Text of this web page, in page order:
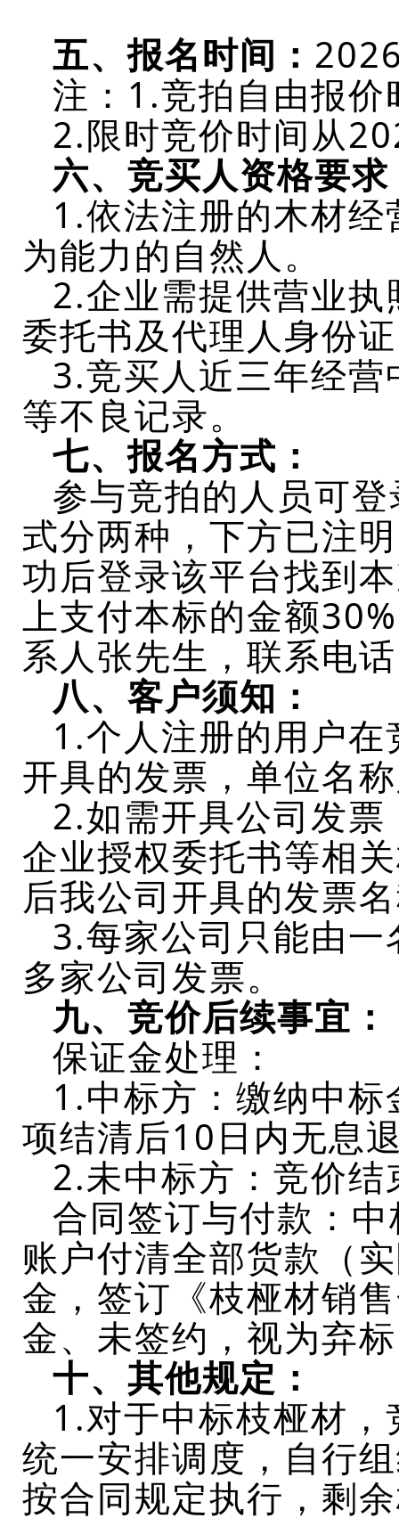
五、报名时间：
注： 1.竞拍自由报
2.限时竞价时间从
六、竞买人资格要求
1.依法注册的木材
为能力的自然人。
2.企业需提供营业
委托书及代理人身份
3.竞买人近三年经
等不良记录。
七、报名方式：
参与竞拍的人员可
式分两种，下方已注
功后登录该平台找到
上支付本标的金额
系人张先生，联系电
八、 客户须知：
1.个人注册的用户
开具的发票，单位名
2.如需开具公司发
企业授权委托书等相
后我公司开具的发票
3.每家公司只能由
多家公司发票。
九、竞价后续事宜：
保证金处理：
1.中标方：缴纳中标
项结清后10日内无息
2.未中标方：竞价结
合同签订与付款：
账户付清全部货款（
金，签订《枝桠材销
金、未签约 ，视为弃
十、 其他规定：
1.对于中标枝桠材
统一安排调度，自行
按合同规定执行，剩